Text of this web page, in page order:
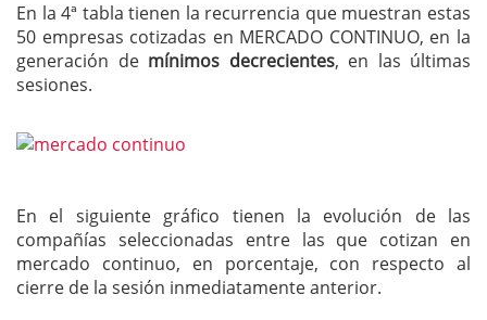
En la 4ª tabla tienen la recurrencia que muestran estas
50 empresas cotizadas en MERCADO CONTINUO, en la
generación de mínimos decrecientes, en las últimas
sesiones.
En el siguiente gráfico tienen la evolución de las
compañías seleccionadas entre las que cotizan en
mercado continuo, en porcentaje, con respecto al
cierre de la sesión inmediatamente anterior.